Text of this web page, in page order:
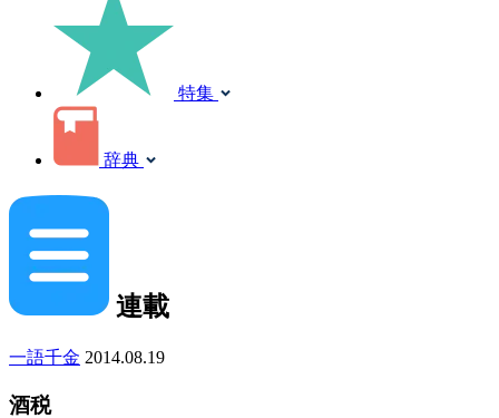
特集
辞典
連載
一語千金 2014.08.19
酒税